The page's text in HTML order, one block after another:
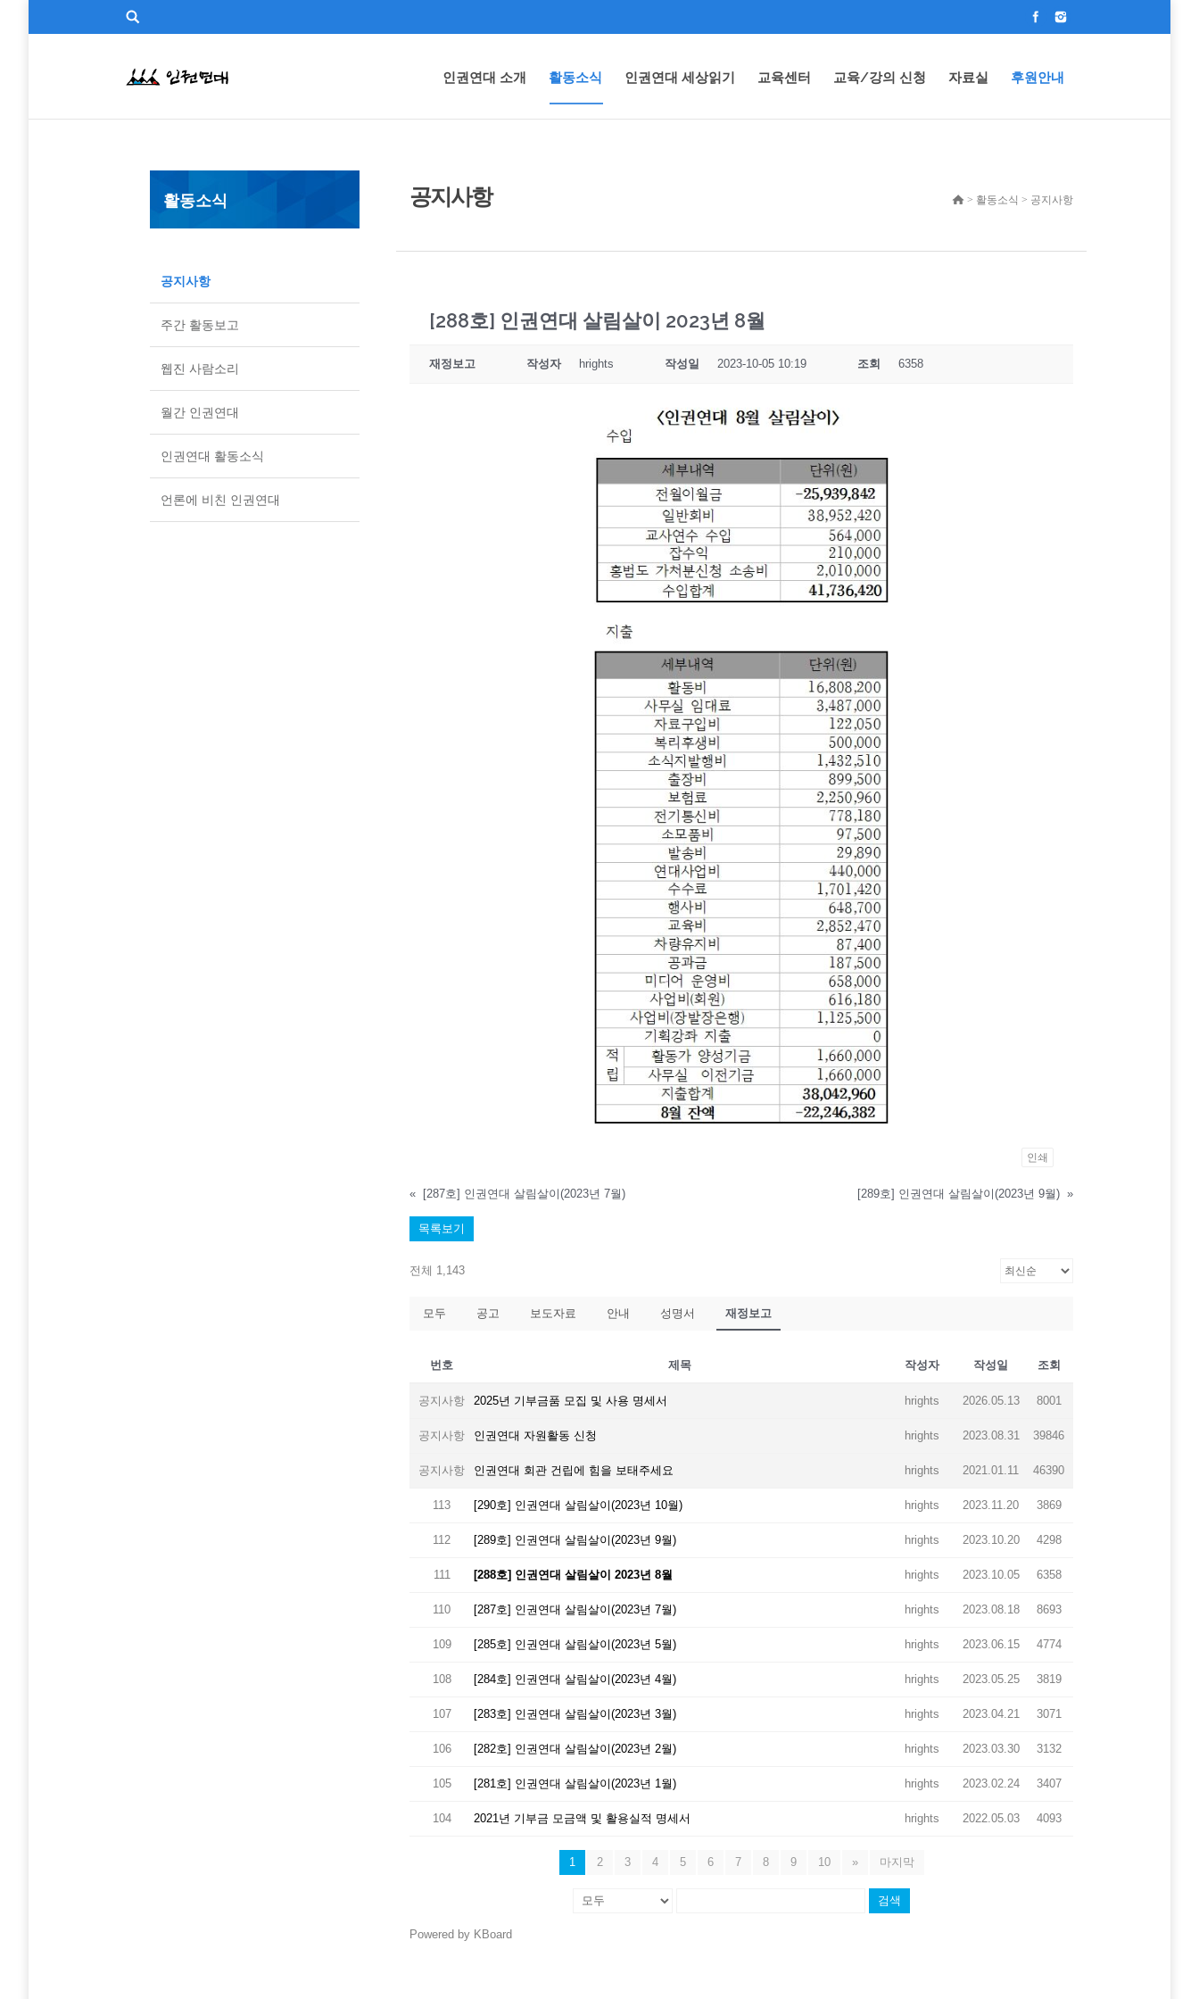
인권연대 소개 활동소식 인권연대 세상읽기 교육센터 교육/강의 신청 자료실 후원안내
활동소식
공지사항
주간 활동보고
웹진 사람소리
월간 인권연대
인권연대 활동소식
언론에 비친 인권연대
공지사항 > 활동소식 > 공지사항
[288호] 인권연대 살림살이 2023년 8월
재정보고 작성자 hrights 작성일 2023-10-05 10:19 조회 6358
인쇄
« [287호] 인권연대 살림살이(2023년 7월) [289호] 인권연대 살림살이(2023년 9월) »
목록보기
전체 1,143
모두 공고 보도자료 안내 성명서 재정보고
번호 제목 작성자 작성일 조회
공지사항 2025년 기부금품 모집 및 사용 명세서 hrights 2026.05.13 8001
공지사항 인권연대 자원활동 신청 hrights 2023.08.31 39846
공지사항 인권연대 회관 건립에 힘을 보태주세요 hrights 2021.01.11 46390
113 [290호] 인권연대 살림살이(2023년 10월) hrights 2023.11.20 3869
112 [289호] 인권연대 살림살이(2023년 9월) hrights 2023.10.20 4298
111 [288호] 인권연대 살림살이 2023년 8월 hrights 2023.10.05 6358
110 [287호] 인권연대 살림살이(2023년 7월) hrights 2023.08.18 8693
109 [285호] 인권연대 살림살이(2023년 5월) hrights 2023.06.15 4774
108 [284호] 인권연대 살림살이(2023년 4월) hrights 2023.05.25 3819
107 [283호] 인권연대 살림살이(2023년 3월) hrights 2023.04.21 3071
106 [282호] 인권연대 살림살이(2023년 2월) hrights 2023.03.30 3132
105 [281호] 인권연대 살림살이(2023년 1월) hrights 2023.02.24 3407
104 2021년 기부금 모금액 및 활용실적 명세서 hrights 2022.05.03 4093
1 2 3 4 5 6 7 8 9 10 » 마지막
검색
Powered by KBoard